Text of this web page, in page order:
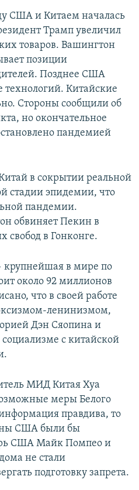
США и Китаем началась
Трамп увеличил
товаров. Вашингтон
позиции
Позднее США
Китайские
Стороны сообщили об
но окончательное
пандемией
в сокрытии реальной
стадии эпидемии, что
пандемии.
обвиняет Пекин в
свобод в Гонконге.
в мире по
около 92 миллионов
что в своей работе
ленинизмом,
Дэн Сяопина и
с китайской
МИД Китая Хуа
меры Белого
правдива, то
США были бы
США Майк Помпео и
не стали
подготовку запрета.